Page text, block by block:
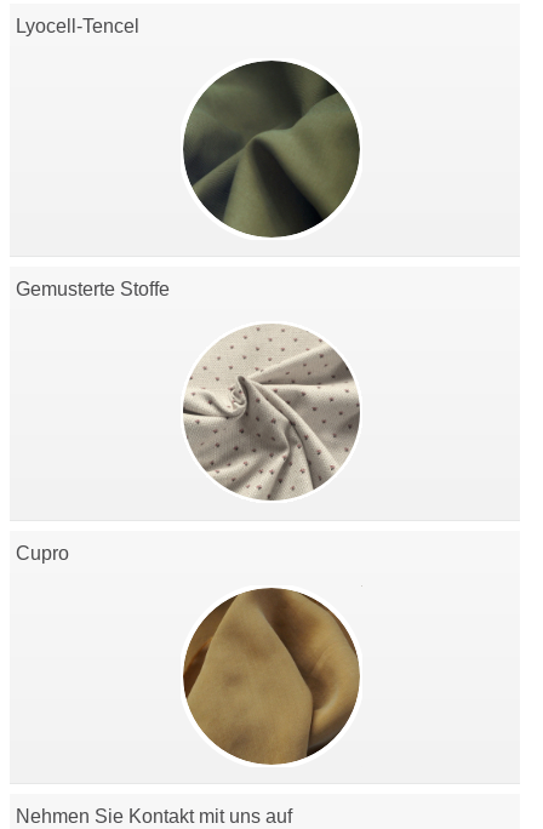
Lyocell-Tencel
Gemusterte Stoffe
Cupro
Nehmen Sie Kontakt mit uns auf